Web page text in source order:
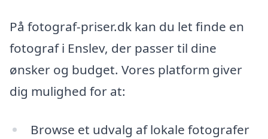
På fotograf-priser.dk kan du let finde en
fotograf i Enslev, der passer til dine
ønsker og budget. Vores platform giver
dig mulighed for at:
Browse et udvalg af lokale fotografer